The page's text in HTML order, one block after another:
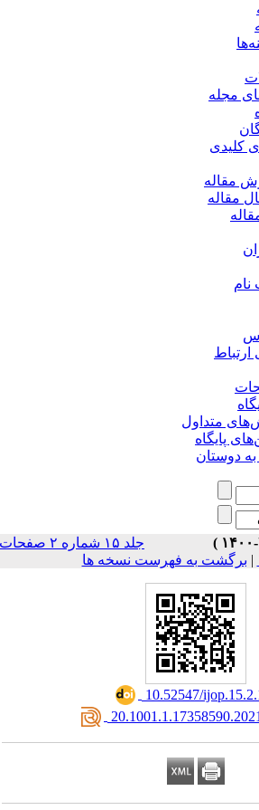
مجله
کلیدی
مقاله
مقاله
متداول
پایگاه
دوستان
جلد ۱۵ شماره ۲ صفحات
برگشت به فهرست نسخه ها
10.52547/